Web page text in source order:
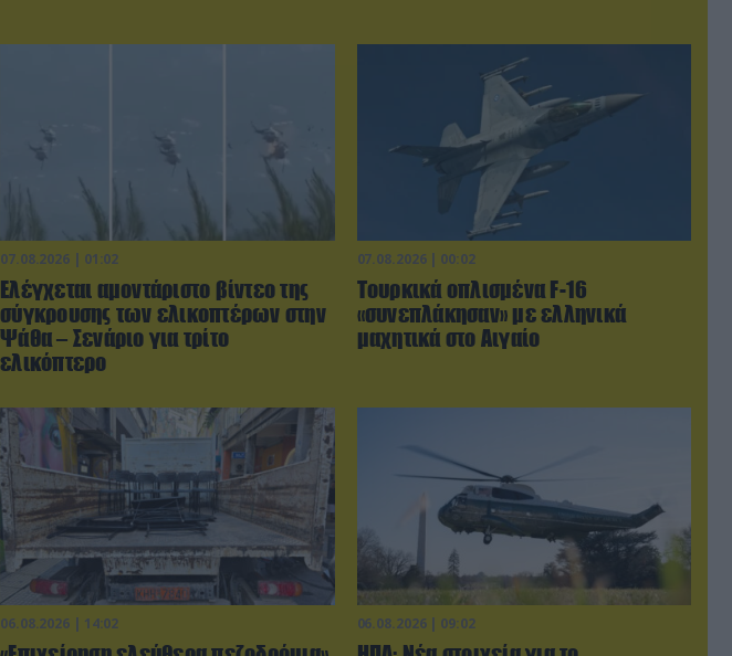
07.08.2026 | 01:02
Ελέγχεται αμοντάριστο βίντεο της
σύγκρουσης των ελικοπτέρων στην
Ψάθα – Σενάριο για τρίτο
ελικόπτερο
07.08.2026 | 00:02
Τουρκικά οπλισμένα F-16
«συνεπλάκησαν» με ελληνικά
μαχητικά στο Αιγαίο
06.08.2026 | 14:02 06.08.2026 | 09:02